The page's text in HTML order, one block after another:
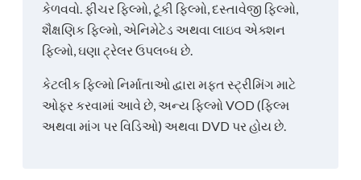
કેળવવો. ફીચર ફિલ્મો, ટૂંકી ફિલ્મો, દસ્તાવેજી ફિલ્મો,
શૈક્ષણિક ફિલ્મો, એનિમેટેડ અથવા લાઇવ એક્શન
ફિલ્મો, ઘણા ટ્રેલર ઉપલબ્ધ છે.
કેટલીક ફિલ્મો નિર્માતાઓ દ્વારા મફત સ્ટ્રીમિંગ માટે
ઓફર કરવામાં આવે છે, અન્ય ફિલ્મો VOD (ફિલ્મ
અથવા માંગ પર વિડિઓ) અથવા DVD પર હોય છે.